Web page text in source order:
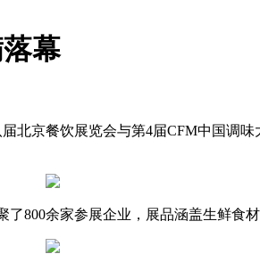
幕
北京餐饮展览会与第4届CFM中国调
800余家参展企业，展品涵盖生鲜食